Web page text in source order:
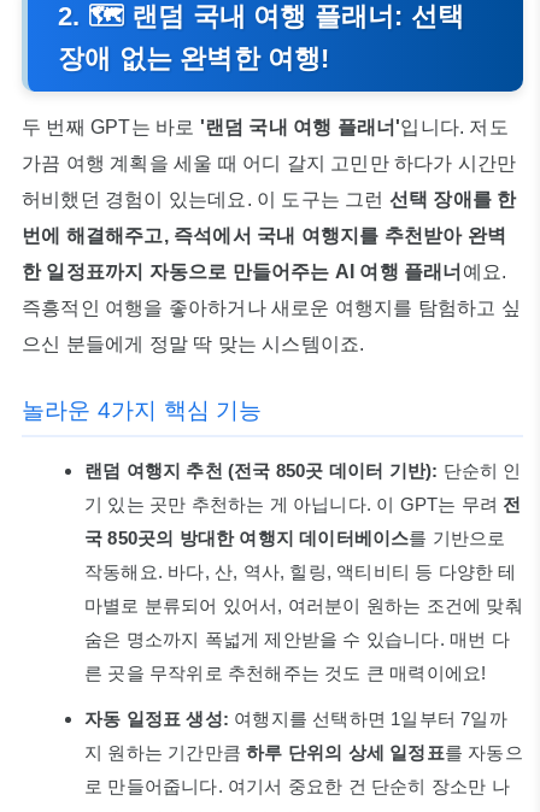
2. 🗺️ 랜덤 국내 여행 플래너: 선택
장애 없는 완벽한 여행!
두 번째 GPT는 바로 '랜덤 국내 여행 플래너'입니다. 저도
가끔 여행 계획을 세울 때 어디 갈지 고민만 하다가 시간만
허비했던 경험이 있는데요. 이 도구는 그런 선택 장애를 한
번에 해결해주고, 즉석에서 국내 여행지를 추천받아 완벽
한 일정표까지 자동으로 만들어주는 AI 여행 플래너 예요.
즉흥적인 여행을 좋아하거나 새로운 여행지를 탐험하고 싶
으신 분들에게 정말 딱 맞는 시스템이죠.
놀라운 4가지 핵심 기능
랜덤 여행지 추천 (전국 850곳 데이터 기반): 단순히 인
기 있는 곳만 추천하는 게 아닙니다. 이 GPT는 무려 전
국 850곳의 방대한 여행지 데이터베이스를 기반으로
작동해요. 바다, 산, 역사, 힐링, 액티비티 등 다양한 테
마별로 분류되어 있어서, 여러분이 원하는 조건에 맞춰
숨은 명소까지 폭넓게 제안받을 수 있습니다. 매번 다
른 곳을 무작위로 추천해주는 것도 큰 매력이에요!
자동 일정표 생성: 여행지를 선택하면 1일부터 7일까
지 원하는 기간만큼하루 단위의 상세 일정표를 자동으
로 만들어줍니다. 여기서 중요한 건 단순히 장소만 나